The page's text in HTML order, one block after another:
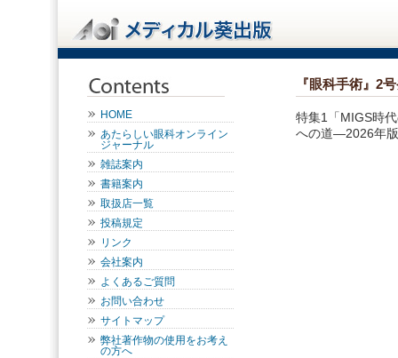
HOME
あたらしい眼科オンライン
ジャーナル
雑誌案内
書籍案内
取扱店一覧
投稿規定
リンク
会社案内
よくあるご質問
お問い合わせ
サイトマップ
弊社著作物の使用をお考え
の方へ
『眼科手術』2
特集1「MIGS時
への道—2026年